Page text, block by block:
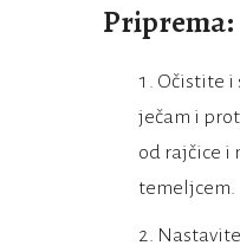
Priprema:
Očistite i
ječam i
od rajčice i
temeljcem.